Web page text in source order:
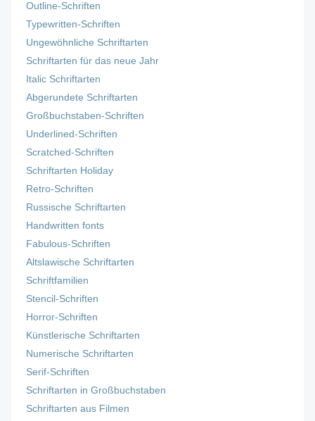
Outline-Schriften
Typewritten-Schriften
Ungewöhnliche Schriftarten
Schriftarten für das neue Jahr
Italic Schriftarten
Abgerundete Schriftarten
Großbuchstaben-Schriften
Underlined-Schriften
Scratched-Schriften
Schriftarten Holiday
Retro-Schriften
Russische Schriftarten
Handwritten fonts
Fabulous-Schriften
Altslawische Schriftarten
Schriftfamilien
Stencil-Schriften
Horror-Schriften
Künstlerische Schriftarten
Numerische Schriftarten
Serif-Schriften
Schriftarten in Großbuchstaben
Schriftarten aus Filmen